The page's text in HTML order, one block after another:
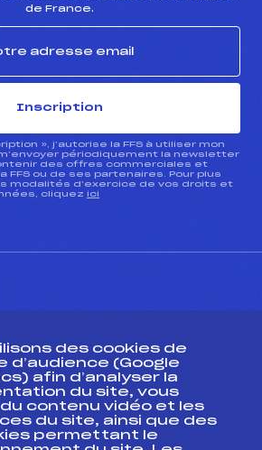
de France.
Inscription
», j’autorise la FFS à utiliser mon
périodiquement la newsletter
des offres commerciales et
FFS ou de ses partenaires. Pour plus
modalités d’exercice de vos droits et
cliquez ici
fédéral
des cookies de
d’audience (Google
afin d’analyser la
du site, vous
contenu vidéo et les
du site, ainsi que des
permettant le